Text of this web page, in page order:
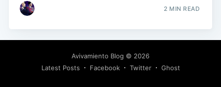
2 MIN READ
Avivamiento Blog © 2026
Latest Posts
Facebook Twitter Ghost